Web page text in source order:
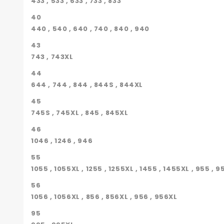
40
440 , 540 , 640 , 740 , 840 , 940
43
743 , 743XL
44
644 , 744 , 844 , 844S , 844XL
45
745S , 745XL , 845 , 845XL
46
1046 , 1246 , 946
55
1055 , 1055XL , 1255 , 1255XL , 1455 , 1455XL , 955 ,
56
1056 , 1056XL , 856 , 856XL , 956 , 956XL
95